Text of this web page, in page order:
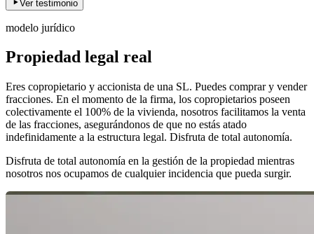
Ver testimonio
modelo jurídico
Propiedad legal real
Eres copropietario y accionista de una SL. Puedes comprar y vender
fracciones. En el momento de la firma, los copropietarios poseen
colectivamente el 100% de la vivienda, nosotros facilitamos la venta
de las fracciones, asegurándonos de que no estás atado
indefinidamente a la estructura legal. Disfruta de total autonomía.
Disfruta de total autonomía en la gestión de la propiedad mientras
nosotros nos ocupamos de cualquier incidencia que pueda surgir.